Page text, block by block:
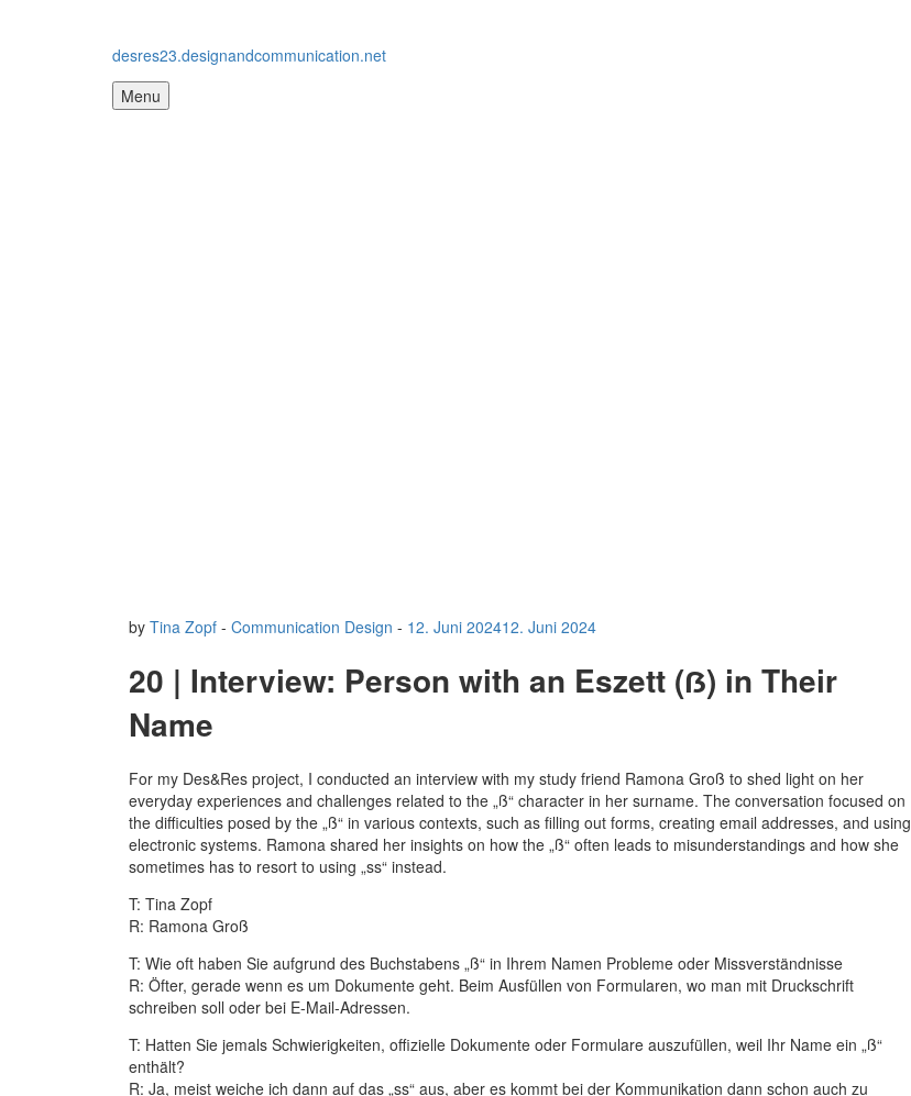
desres23.designandcommunication.net
Menu
by Tina Zopf - Communication Design - 12. Juni 202412. Juni 2024
20 | Interview: Person with an Eszett (ẞ) in Their
Name
For my Des&Res project, I conducted an interview with my study friend Ramona Groß to shed light on her
everyday experiences and challenges related to the „ß“ character in her surname. The conversation focused on
the difficulties posed by the „ß“ in various contexts, such as filling out forms, creating email addresses, and using
electronic systems. Ramona shared her insights on how the „ß“ often leads to misunderstandings and how she
sometimes has to resort to using „ss“ instead.
T: Tina Zopf
R: Ramona Groß
T: Wie oft haben Sie aufgrund des Buchstabens „ß“ in Ihrem Namen Probleme oder Missverständnisse
R: Öfter, gerade wenn es um Dokumente geht. Beim Ausfüllen von Formularen, wo man mit Druckschrift
schreiben soll oder bei E-Mail-Adressen.
T: Hatten Sie jemals Schwierigkeiten, offizielle Dokumente oder Formulare auszufüllen, weil Ihr Name ein „ß“
enthält?
R: Ja, meist weiche ich dann auf das „ss“ aus, aber es kommt bei der Kommunikation dann schon auch zu